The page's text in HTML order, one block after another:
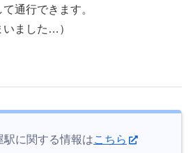
通行できます。
いました…）
に関する情報はこちら